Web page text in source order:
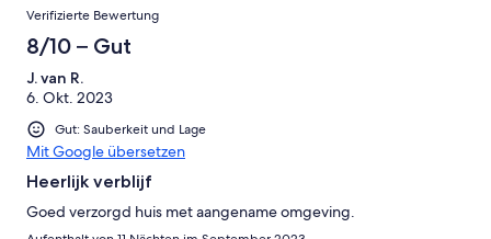
Verifizierte Bewertung
8/10 – Gut
J. van R.
6. Okt. 2023
Gut: Sauberkeit und Lage
Mit Google übersetzen
Heerlijk verblijf
Goed verzorgd huis met aangename omgeving.